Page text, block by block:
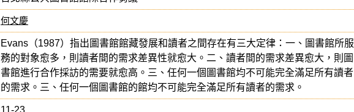
何文慶
Evans（1987）指出圖書館館藏發展和讀者之間存在有三大定律：一、圖書館所服
務的對象愈多，則讀者間的需求差異性就愈大。二、讀者間的需求差異愈大，則圖
書館進行合作採訪的需要就愈高。三、任何一個圖書館均不可能完全滿足所有讀者
的需求。三、任何一個圖書館的館均不可能完全滿足所有讀者的需求。
11-23